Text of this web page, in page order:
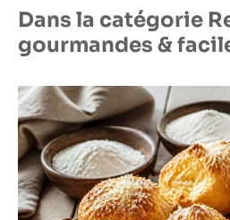
Dans la catégorie
gourmandes &